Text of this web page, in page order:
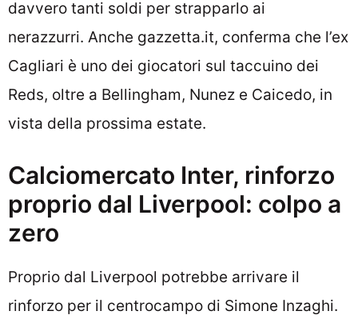
davvero tanti soldi per strapparlo ai
nerazzurri. Anche gazzetta.it, conferma che l’ex
Cagliari è uno dei giocatori sul taccuino dei
Reds, oltre a Bellingham, Nunez e Caicedo, in
vista della prossima estate.
Calciomercato Inter, rinforzo
proprio dal Liverpool: colpo a
zero
Proprio dal Liverpool potrebbe arrivare il
rinforzo per il centrocampo di Simone Inzaghi.